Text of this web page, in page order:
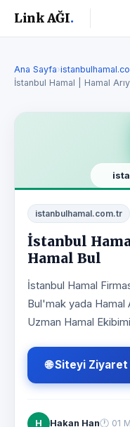
Link AĞI.
Ana Sayfa›
İstanbul Hamal | Hamal
istanbulhamal.com.tr
İstanbul
Hamal Bul
İstanbul Hamal
Bul'mak yada Hamal
Uzman Hamal
🌐 Siteyi
H Hakan Han🕐 01